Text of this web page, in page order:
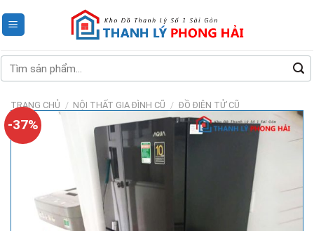
to
Tìm
kiếm:
TRANG CHỦ / NỘI THẤT GIA ĐÌNH CŨ / ĐỒ ĐIỆN TỬ CŨ
-37%